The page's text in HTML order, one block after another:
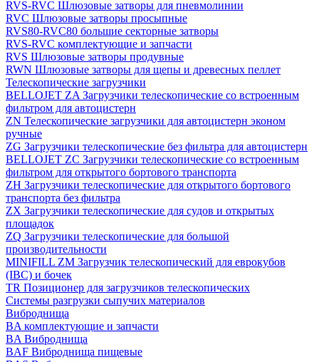
RVS-RVC Шлюзовые затворы для пневмолинии
RVC Шлюзовые затворы просыпные
RVS80-RVC80 большие секторные затворы
RVS-RVC комплектующие и запчасти
RVS Шлюзовые затворы продувные
RWN Шлюзовые затворы для щепы и древесных пеллет
Телескопические загрузчики
BELLOJET ZA Загрузчики телескопические со встроенным
фильтром для автоцистерн
ZN Телескопические загрузчики для автоцистерн эконом
ручные
ZG Загрузчики телескопические без фильтра для автоцистерн
BELLOJET ZC Загрузчики телескопические со встроенным
фильтром для открытого бортового транспорта
ZH Загрузчики телескопические для открытого бортового
транспорта без фильтра
ZX Загрузчики телескопические для судов и открытых
площадок
ZQ Загрузчики телескопические для большой
производительности
MINIFILL ZM Загрузчик телескопический для еврокубов
(IBC) и бочек
TR Позиционер для загрузчиков телескопических
Системы разгрузки сыпучих материалов
Виброднища
BA комплектующие и запчасти
BA Виброднища
BAF Виброднища пищевые